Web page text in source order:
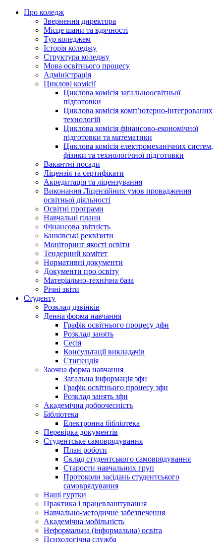
Про коледж
Звернення директора
Місце шани та вдячності
Тур коледжем
Історія коледжу
Структура коледжу
Мова освітнього процесу
Адміністрація
Циклові комісії
Циклова комісія загальноосвітньої
підготовки
Циклова комісія комп’ютерно-інтегрованих
технологій
Циклова комісія фінансово-економічної
підготовки та математики
Циклова комісія електромеханічних систем,
фізики та технологічної підготовки
Вакантні посади
Ліцензія та сертифікати
Акредитація та ліцензування
Виконання Ліцензійних умов провадження
освітньої діяльності
Освітні програми
Навчальні плани
Фінансова звітність
Банківські реквізити
Моніторинг якості освіти
Тендерний комітет
Нормативні документи
Документи про освіту
Матеріально-технічна база
Річні звіти
Студенту
Розклад дзвінків
Денна форма навчання
Графік освітнього процесу дфн
Розклад занять
Сесія
Консультації викладачів
Стипендія
Заочна форма навчання
Загальна інформація зфн
Графік освітнього процесу зфн
Розклад занять зфн
Академічна доброчесність
Бібліотека
Електронна бібліотека
Перевірка документів
Студентське самоврядування
План роботи
Склад студентського самоврядування
Старости навчальних груп
Протоколи засідань студентського
самоврядування
Наші гуртки
Практика і працевлаштування
Навчально-методичне забезпечення
Академічна мобільність
Неформальна (інформальна) освіта
Психологічна служба